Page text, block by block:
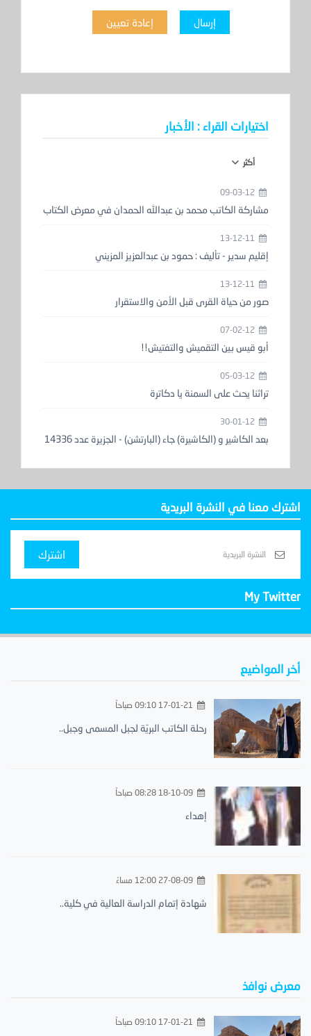
اختيارات القراء : الأخبار
أكثر
مشاركة الكاتب محمد بن عبدالله الحمدان في معرض الكتاب
إقليم سدير - تأليف : حمود بن عبدالعزيز المزيني
صور من حياة القرى قبل الأمن والاستقرار
أبو قيس بين التقميش والتفتيش!!
تراثنا يحث على السمنة يا دكاترة
بعد الكاشير و (الكاشيرة) جاء (البارتشن) - الجزيرة عدد 14336
اشترك معنا في النشرة البريدية
اشترك
My Twitter
أخر المواضيع
17-01-21 09:10 صباحاً
رحلة الكاتب البريّة لجبل المسمى وجبل..
18-10-09 08:28 صباحاً
إهداء
27-08-09 12:00 مساءً
شهادة إتمام الدراسة العالية في كلية..
معرض نوافذ
17-01-21 09:10 صباحاً